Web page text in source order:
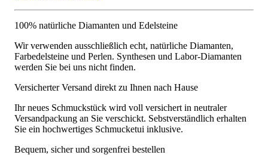
100% natürliche Diamanten und Edelsteine
Wir verwenden ausschließlich echt, natürliche Diamanten,
Farbedelsteine und Perlen. Synthesen und Labor-Diamanten
werden Sie bei uns nicht finden.
Versicherter Versand direkt zu Ihnen nach Hause
Ihr neues Schmuckstück wird voll versichert in neutraler
Versandpackung an Sie verschickt. Sebstverständlich erhalten
Sie ein hochwertiges Schmucketui inklusive.
Bequem, sicher und sorgenfrei bestellen